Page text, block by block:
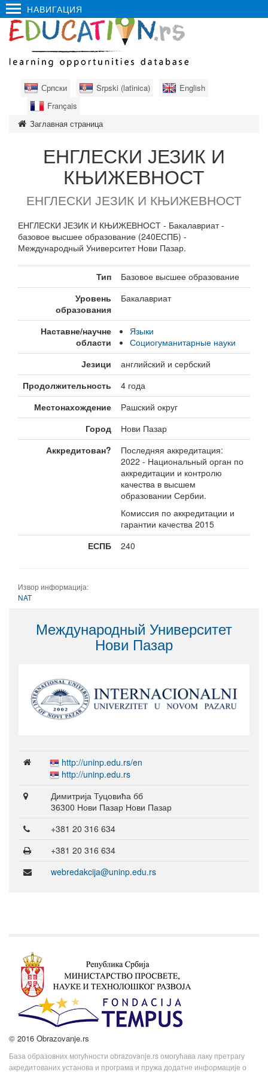
НАВИГАЦИЯ
Српски Srpski (latinica)
English
Français
Заглавная страница
ЕНГЛЕСКИ ЈЕЗИК И
КЊИЖЕВНОСТ
ЕНГЛЕСКИ ЈЕЗИК И КЊИЖЕВНОСТ
ЕНГЛЕСКИ ЈЕЗИК И КЊИЖЕВНОСТ - Бакалавриат -
базовое высшее образование (240ЕСПБ) -
Международный Университет Нови Пазар.
Тип
Базовое высшее образование
Уровень
образования
Бакалавриат
Наставне/научне
области
Языки
Социогуманитарные науки
Језици
английский и сербский
Продолжительность
4 года
Местонахождение
Рашский округ
Город
Нови Пазар
Аккредитован?
Последняя аккредитация:
2022 - Национальный орган по
аккредитации и контролю
качества в высшем
образовании Сербии.
Комиссия по аккредитации и
гарантии качества 2015
ЕСПБ
240
Извор информација:
NAT
Международный Университет
Нови Пазар
http://uninp.edu.rs/en
http://uninp.edu.rs
Димитрија Туцовића бб
36300 Нови Пазар Нови Пазар
+381 20 316 634
+381 20 316 634
webredakcija@uninp.edu.rs
© 2016 Obrazovanje.rs
База образовних могућности obrazovanje.rs омогућава лаку претрагу
акредитованих установа и програма и пружа додатне информације о